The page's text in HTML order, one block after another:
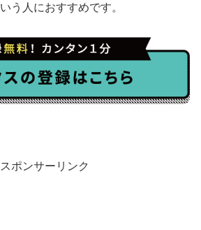
う人におすすめです。
スポンサーリンク